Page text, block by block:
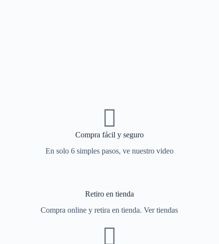
Compra fácil y seguro
En solo 6 simples pasos, ve nuestro video
Retiro en tienda
Compra online y retira en tienda. Ver tiendas